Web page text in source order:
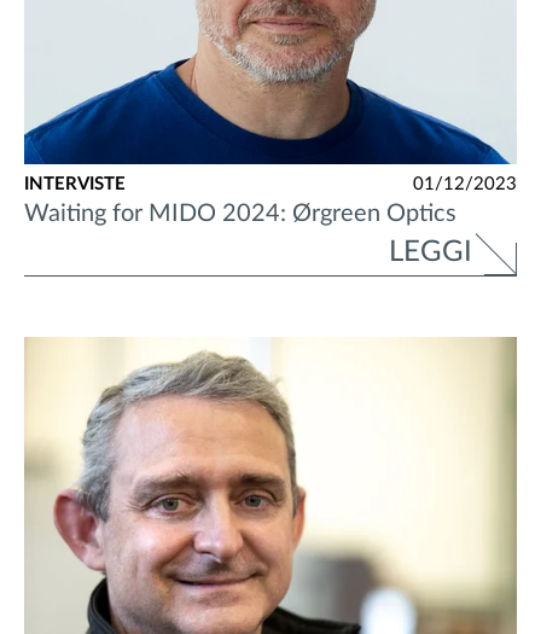
INTERVISTE 01/12/2023
Waiting for MIDO 2024: Ørgreen Optics
LEGGI